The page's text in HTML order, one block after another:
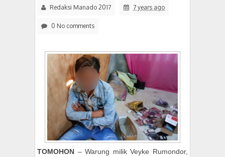
Redaksi Manado 2017 7 years ago
0 No comments
TOMOHON – Warung milik Veyke Rumondor,